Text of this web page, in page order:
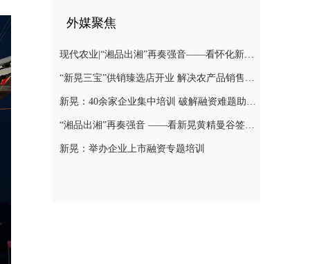
外媒聚焦
现代农业|“湘品出湘”再奏强音——看怀化新晃黄精曼谷签单背后的“强链密码”
“新晃三宝”供销臻选店开业 解决农产品销售难题
新晃：40余家企业集中培训 破解融资难题助力发展
“湘品出湘”再奏强音 ——看新晃黄精曼谷签单背后的“强链密码”
新晃：举办企业上市融资专题培训